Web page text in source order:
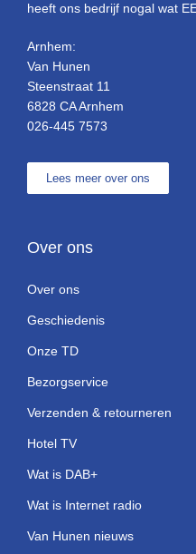
heeft ons bedrijf nogal wat
Arnhem:
Van Hunen
Steenstraat 11
6828 CA Arnhem
026-445 7573
Lees meer over ons
Over ons
Over ons
Geschiedenis
Onze TD
Bezorgservice
Verzenden & retourneren
Hotel TV
Wat is DAB+
Wat is Internet radio
Van Hunen nieuws